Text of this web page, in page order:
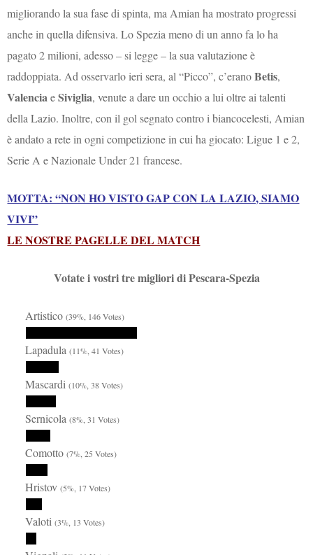
migliorando la sua fase di spinta, ma Amian ha mostrato progressi
anche in quella difensiva. Lo Spezia meno di un anno fa lo ha
pagato 2 milioni, adesso – si legge – la sua valutazione è
raddoppiata. Ad osservarlo ieri sera, al “Picco”, c’eranoBetis,
ValenciaeSiviglia, venute a dare un occhio a lui oltre ai talenti
della Lazio. Inoltre, con il gol segnato contro i biancocelesti, Amian
è andato a rete in ogni competizione in cui ha giocato: Ligue 1 e 2,
Serie A e Nazionale Under 21 francese.
MOTTA: “NON HO VISTO GAP CON LA LAZIO, SIAMO
VIVI”
LE NOSTRE PAGELLE DEL MATCH
Votate i vostri tre migliori di Pescara-Spezia
Artistico(39%, 146 Votes)
Lapadula(11%, 41 Votes)
Mascardi(10%, 38 Votes)
Sernicola(8%, 31 Votes)
Comotto(7%, 25 Votes)
Hristov(5%, 17 Votes)
Valoti(3%, 13 Votes)